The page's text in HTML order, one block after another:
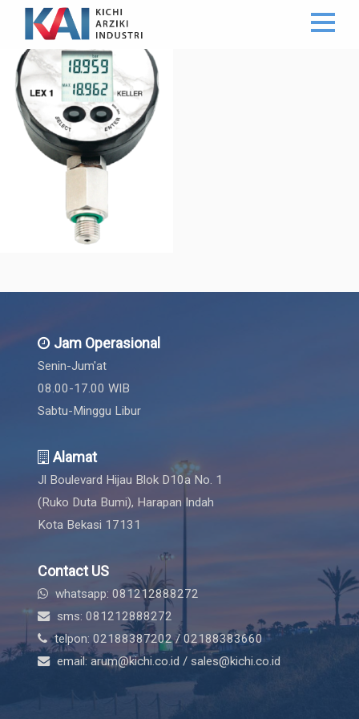
Jam Operasional
Senin-Jum'at
08.00-17.00 WIB
Sabtu-Minggu Libur
Alamat
Jl Boulevard Hijau Blok D10a No. 1
(Ruko Duta Bumi), Harapan Indah
Kota Bekasi 17131
Contact US
whatsapp: 081212888272
sms: 081212888272
telpon: 02188387202 / 02188383660
email: arum@kichi.co.id / sales@kichi.co.id